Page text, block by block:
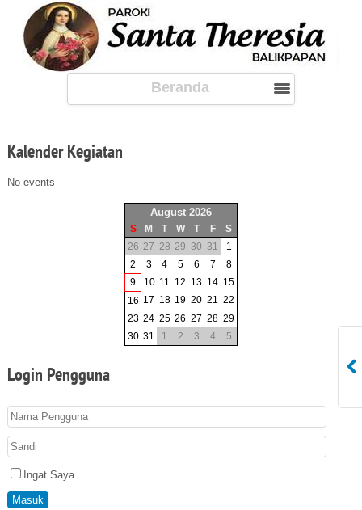
Beranda
KalenderKegiatan
No events
August 2026
S M T W T F
S
26 27 28 29 30 31
1
2
3 4 5 6 7
8
9
10 11 12 13 14 15
16 17 18 19 20 21 22
23 24 25 26 27 28 29
30 31 1 2 3 4 5
Login Pengguna
Ingat Saya
Masuk